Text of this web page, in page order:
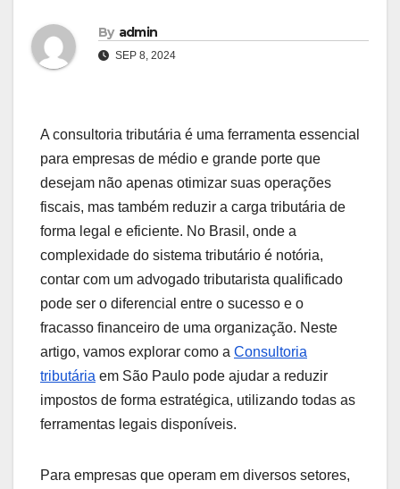
By admin
SEP 8, 2024
A consultoria tributária é uma ferramenta essencial
para empresas de médio e grande porte que
desejam não apenas otimizar suas operações
fiscais, mas também reduzir a carga tributária de
forma legal e eficiente. No Brasil, onde a
complexidade do sistema tributário é notória,
contar com um advogado tributarista qualificado
pode ser o diferencial entre o sucesso e o
fracasso financeiro de uma organização. Neste
artigo, vamos explorar como a Consultoria
tributária em São Paulo pode ajudar a reduzir
impostos de forma estratégica, utilizando todas as
ferramentas legais disponíveis.
Para empresas que operam em diversos setores,